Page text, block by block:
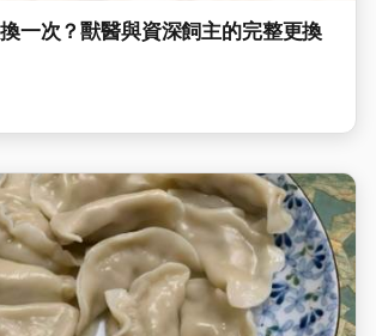
一次？獸醫與資深飼主的完整更換